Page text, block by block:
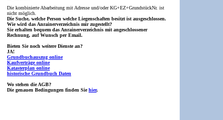
Die kombinierte Abarbeitung mit Adresse und/oder KG+EZ+GrundstückNr. ist
nicht möglich.
Die Suche, welche Person welche Liegenschaften besitzt ist ausgeschlossen.
Wie wird das Anrainerverzeichnis mir zugestellt?
Sie erhalten bequem das Anrainerverzeichnis mit angeschlossener
Rechnung, auf Wunsch per Email.
Bieten Sie noch weitere Dienste an?
JA!
Grundbuchauszug online
Kaufverträge online
Katasterplan online
historische Grundbuch Daten
Wo stehen die AGB?
Die genauen Bedingungen finden Siehier.